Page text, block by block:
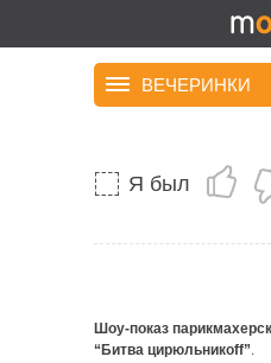
ВЕЧЕРИНКИ
Битва
Я был
Шоу-показ
“Битва цирюльникоff”.